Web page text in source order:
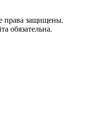
защищены.
обязательна.